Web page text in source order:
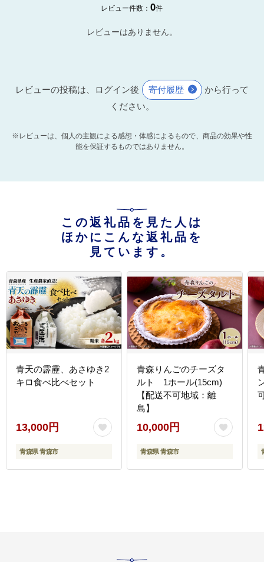
レビュー件数：0件
レビューはありません。
レビューの投稿は、ログイン後 寄付履歴
から行って
ください。
※レビューは、個人の主観による感想・体感によるもので、商品の効果や性
能を保証するものではありません。
この返礼品を見た人は
ほかにこんな返礼品を
見ています。
青天の霹靂、あさゆき2
キロ食べ比べセット
13,000円
青森県 青森市
青森りんごのチーズタ
ルト 1ホール(15cm)
【配送不可地域：離
島】
10,000円
青森県 青森市